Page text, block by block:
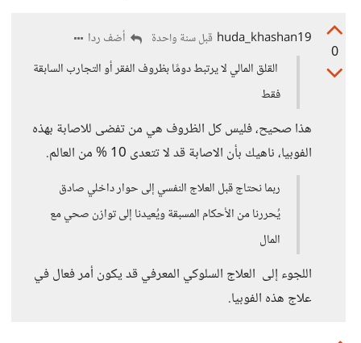
0
huda_khashan19 قبل سنة واحدة
أضف ردا
القلق المالي لا يرتبط دومًا بظروف الفقر أو التجارب السابقة
فقط
هذا صحيح، فليس كل الظروف هي من تفضى للاصابة بهذه
الفوبيا، ناهيك بأن الاصابة قد لا تتعدى 10 % من العالم.
ربما نحتاج قبل العلاج النفسي إلى حوار داخلي صادق
يُحررنا من الأحكام المسبقة ويُعيدنا إلى توازن صحي مع
المال
اللجوء إلى العلاج السلوكي المعرفي قد يكون أمر فعال في
علاج هذه الفوبيا.